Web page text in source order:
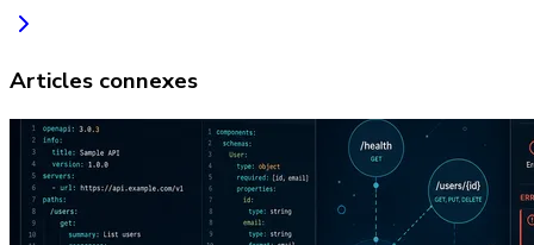
Articles connexes